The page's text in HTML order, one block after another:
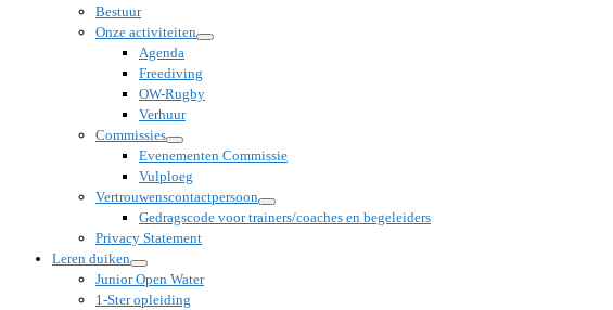
Bestuur
Onze activiteiten
Agenda
Freediving
OW-Rugby
Verhuur
Commissies
Evenementen Commissie
Vulploeg
Vertrouwenscontactpersoon
Gedragscode voor trainers/coaches en begeleiders
Privacy Statement
Leren duiken
Junior Open Water
1-Ster opleiding